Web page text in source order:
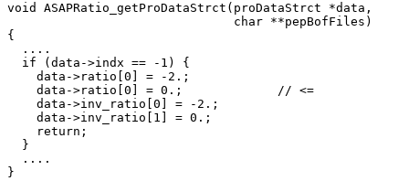
void ASAPRatio_getProDataStrct(proDataStrct *data,
                               char **pepBofFiles)
{
  ....
  if (data->indx == -1) {
    data->ratio[0] = -2.;
    data->ratio[0] = 0.;             // <=
    data->inv_ratio[0] = -2.;
    data->inv_ratio[1] = 0.;
    return;
  }
  ....
}